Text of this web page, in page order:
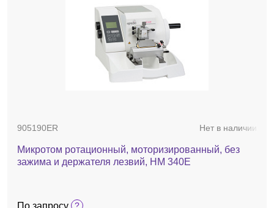
905190ER Нет в наличии
Микротом ротационный, моторизированный, без
зажима и держателя лезвий, HM 340E
По запросу